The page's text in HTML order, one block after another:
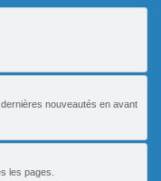
nouveautés en avant
les pages.